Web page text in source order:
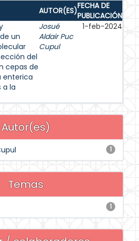
AUTOR(ES)FECHA DE
PUBLICACIÓN
un
del
cepas de
enterica
a la
Josué
Aldair Puc
Cupul
1-feb-2024
Autor(es)
1
Temas
1